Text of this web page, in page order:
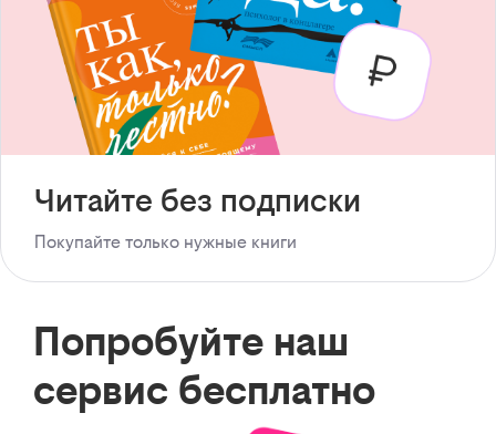
Читайте без подписки
Покупайте только нужные книги
Попробуйте наш
сервис бесплатно